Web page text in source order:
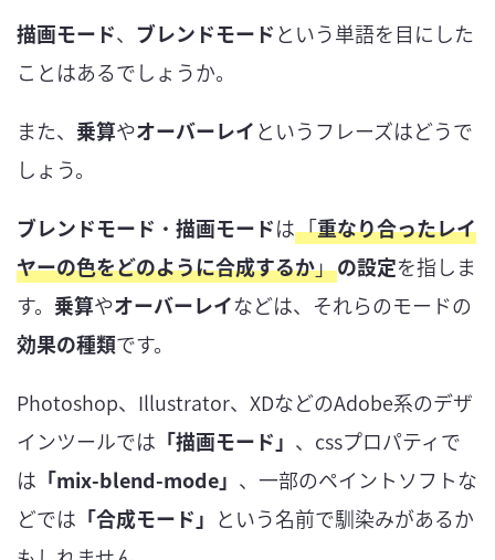
描画モード、 ブレンドモードという単語を目にした
ことはあるでしょうか。
また、 乗算やオーバーレイというフレーズはどうで
しょう。
ブレンドモード ・ 描画モードは「重なり合ったレイ
ヤーの色をどのように合成するか」の設定を指しま
す。 乗算やオーバーレイなどは、それらのモードの
効果の種類です。
Photoshop、Illustrator、XDなどのAdobe系のデザ
インツールでは 「描画モード」 、cssプロパティで
は 「mix-blend-mode」 、一部のペイントソフトな
どでは 「合成モード」 という名前で馴染みがあるか